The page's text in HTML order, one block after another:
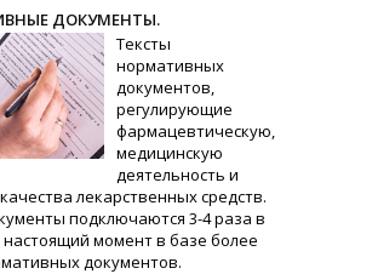
ДОКУМЕНТЫ.
Тексты
нормативных
документов,
регулирующие
фармацевтическую,
медицинскую
деятельность и
лекарственных средств.
подключаются 3-4 раза в
момент в базе более
документов.